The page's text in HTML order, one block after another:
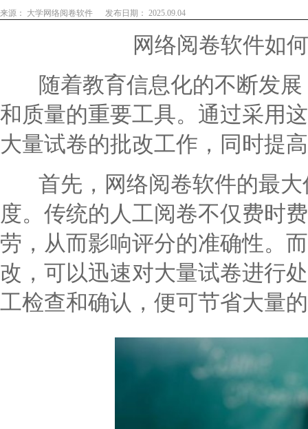
来源： 大学网络阅卷软件 发布日期： 2025.09.04
网络阅卷软件如
随着教育信息化的不断发展
和质量的重要工具。通过采用
大量试卷的批改工作，同时提
首先，网络阅卷软件的最大
度。传统的人工阅卷不仅费时
劳，从而影响评分的准确性。
改，可以迅速对大量试卷进行
工检查和确认，便可节省大量